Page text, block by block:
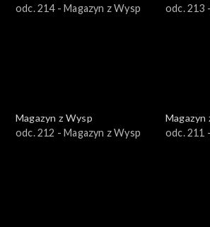
odc. 214 - Magazyn z Wysp
odc. 213
Magazyn z Wysp
odc. 212 - Magazyn z Wysp
Magazyn
odc. 211